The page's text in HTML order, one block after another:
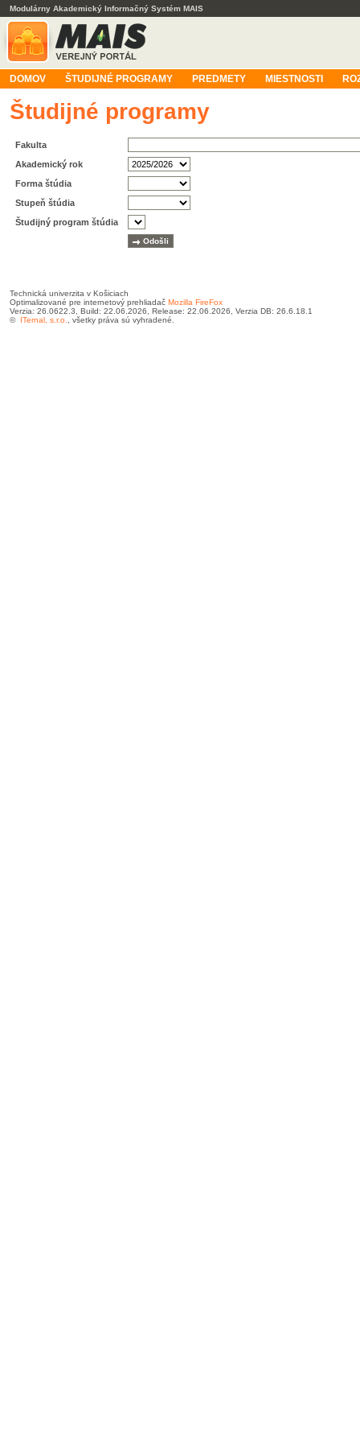
Modulárny Akademický Informačný Systém MAIS
DOMOV ŠTUDIJNÉ PROGRAMY PREDMETY MIESTNOSTI
Študijné programy
Fakulta
Akademický rok
Forma štúdia
Stupeň štúdia
Študijný program štúdia
Technická univerzita v Košiciach
Optimalizované pre internetový prehliadač Mozilla FireFox
Verzia: 26.0622.3, Build: 22.06.2026, Release: 22.06.2026, Verzia DB: 26.6.18.1
© ITernal, s.r.o. , všetky práva sú vyhradené.